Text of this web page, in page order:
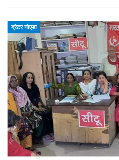
ग्रेटर नोएडा